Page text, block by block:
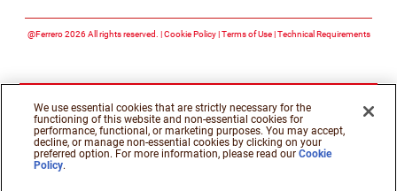
@Ferrero 2026 All rights reserved. Cookie Policy Terms of Use Technical Requirements
We use essential cookies that are strictly necessary for the
functioning of this website and non-essential cookies for
performance, functional, or marketing purposes. You may accept,
decline, or manage non-essential cookies by clicking on your
preferred option. For more information, please read ourCookie
Policy.